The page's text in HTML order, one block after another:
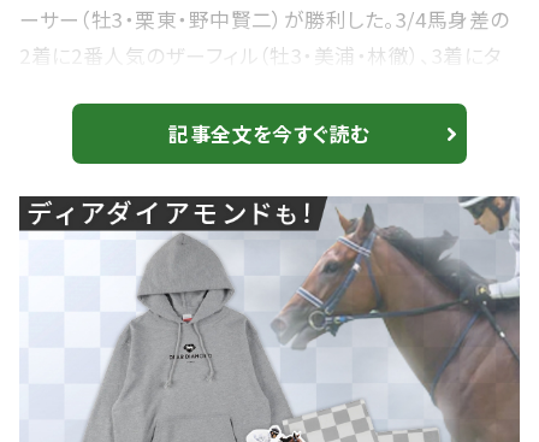
ーサー（牡3・栗東・野中賢二）が勝利した。3/4馬身差の
2着に2番人気のザーフィル（牡3・美浦・林徹）、3着にタ
1:36.8（稍重）。 【東京5R】良血グランマエストロ、惜敗続
きに終止符打てず…勝利したのはリラ 内を突いて一気
の進出 坂井瑠星騎乗の1番人気、ビービークローサ
ーが断然の支持に応え、オープン入りを果たした。レース
では凝縮した馬群の中...
記事全文を今すぐ読む